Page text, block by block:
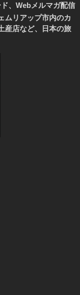
、Webメルマガ配信
ムリアップ市内のカ
産店など、日本の旅